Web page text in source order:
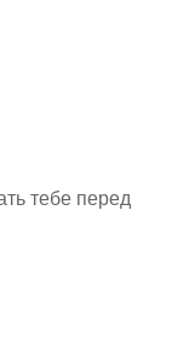
тебе перед